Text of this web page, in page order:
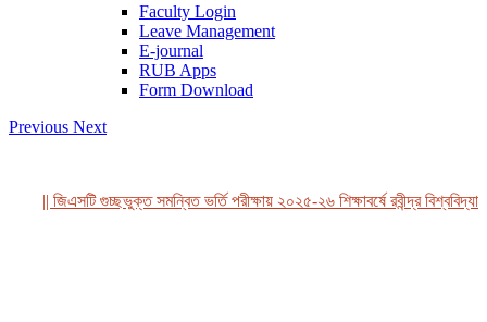
Faculty Login
Leave Management
E-journal
RUB Apps
Form Download
Previous Next
|| জিএসটি গুচ্ছভুক্ত সমন্বিত ভর্তি পরীক্ষায় ২০২৫-২৬ শিক্ষাবর্ষে রবীন্দ্র